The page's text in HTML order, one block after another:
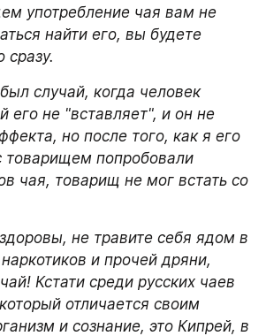
употребление чая вам не
найти его, вы будете
сразу.
случай, когда человек
его не "вставляет", и он не
но после того, как я его
товарищем попробовали
чая, товарищ не мог встать со
не травите себя ядом в
и прочей дряни,
Кстати среди русских чаев
отличается своим
и сознание, это Кипрей, в